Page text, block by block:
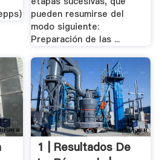
pueden resumirse del
modo siguiente:
Preparación de las ...
1 | Resultados De